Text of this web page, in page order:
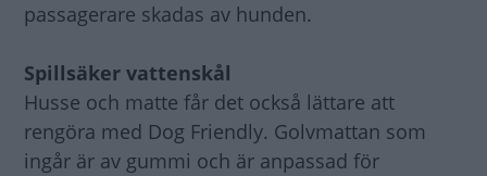
passagerare skadas av hunden.
Spillsäker vattenskål
Husse och matte får det också lättare att
rengöra med Dog Friendly. Golvmattan som
ingår är av gummi och är anpassad för